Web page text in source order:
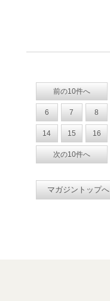
前の10件へ
6 7 8
14 15 16
次の10件へ
マガジントップへ